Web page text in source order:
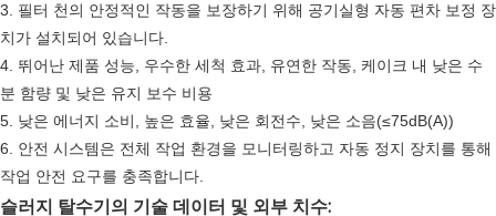
3. 필터 천의 안정적인 작동을 보장하기 위해 공기실형 자동 편차 보정 장
치가 설치되어 있습니다.
4. 뛰어난 제품 성능, 우수한 세척 효과, 유연한 작동, 케이크 내 낮은 수
분 함량 및 낮은 유지 보수 비용
5. 낮은 에너지 소비, 높은 효율, 낮은 회전수, 낮은 소음(≤75dB(A))
6. 안전 시스템은 전체 작업 환경을 모니터링하고 자동 정지 장치를 통해
작업 안전 요구를 충족합니다.
슬러지 탈수기의 기술 데이터 및 외부 치수: